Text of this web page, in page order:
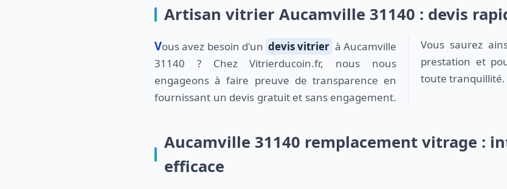
Artisan vitrier Aucamville 31140 : devis
Vous avez besoin d'un devis vitrier à Aucamville
31140 ? Chez Vitrierducoin.fr, nous nous
engageons à faire preuve de transparence en
fournissant un devis gratuit et sans engagement.
Vous saurez
prestation et
toute tranquillité.
Aucamville 31140 remplacement vitrage :
efficace